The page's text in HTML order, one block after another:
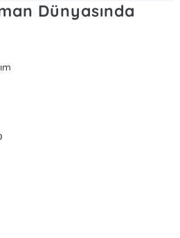
Dünyasında